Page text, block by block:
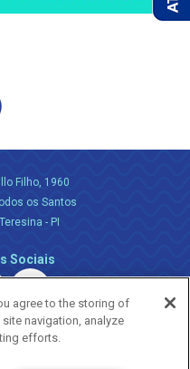
Filho, 1960
os Santos
- PI
Sociais
agree to the storing of
navigation, analyze
efforts.